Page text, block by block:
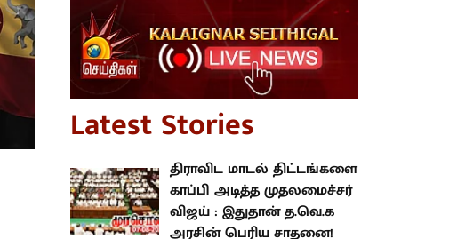
Latest Stories
திராவிட மாடல் திட்டங்களை
: இதுதான் த.வெ.க அரசின் பெரிய
சாதனை!
“இது ஜால்ரா பட்ஜெட்.. எங்கள்